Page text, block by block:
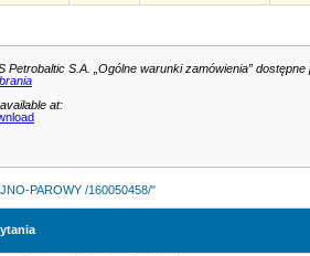
S.A. „Ogólne warunki zamówienia”
at:
PAROWY /160050458/"